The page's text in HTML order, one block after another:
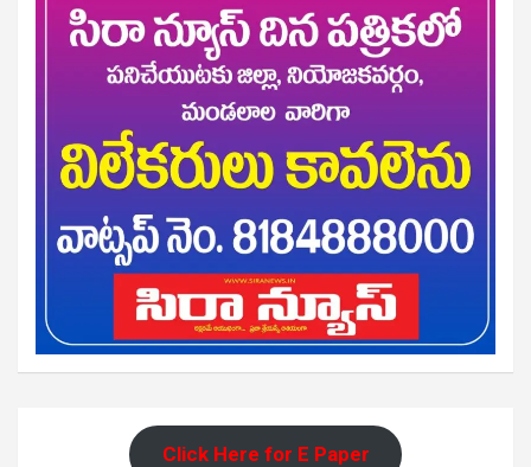
Click Here for E Paper